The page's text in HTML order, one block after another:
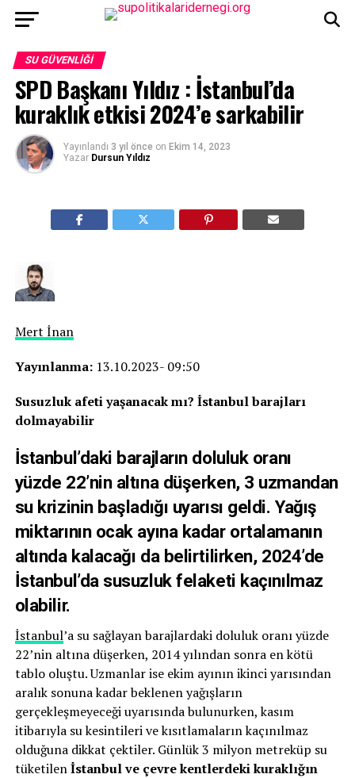
SU GÜVENLIĞI
SPD Başkanı Yıldız : İstanbul’da
kuraklık etkisi 2024’e sarkabilir
Yayınlandı 3 yıl önce on Ekim 14, 2023
Yazar Dursun Yıldız
Mert İnan
Yayınlanma:13.10.2023- 09:50
Susuzluk afeti yaşanacak mı? İstanbul barajları
dolmayabilir
İstanbul’daki barajların doluluk oranı
yüzde 22’nin altına düşerken, 3 uzmandan
su krizinin başladığı uyarısı geldi. Yağış
miktarının ocak ayına kadar ortalamanın
altında kalacağı da belirtilirken, 2024’de
İstanbul’da susuzluk felaketi kaçınılmaz
olabilir.
İstanbul’a su sağlayan barajlardaki doluluk oranı yüzde
22’nin altına düşerken, 2014 yılından sonra en kötü
tablo oluştu. Uzmanlar ise ekim ayının ikinci yarısından
aralık sonuna kadar beklenen yağışların
gerçekleşmeyeceği uyarısında bulunurken, kasım
itibarıyla su kesintileri ve kısıtlamaların kaçınılmaz
olduğuna dikkat çektiler. Günlük 3 milyon metreküp su
tüketilenİstanbul ve çevre kentlerdeki kuraklığın